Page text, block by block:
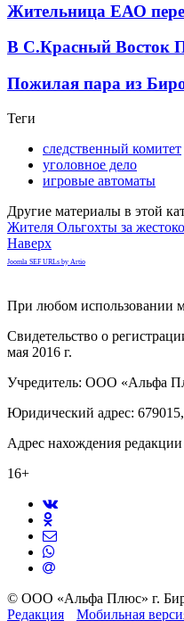
Жительница ЕАО
В С.Красный Восток
Пожилая пара из
Теги
следственный комитет
уголовное дело
игровые автоматы
Другие материалы в этой
Жителя Ольгохты за
Наверх
Joomla SEF URLs by Artio
При любом использовании
Свидетельство о
мая 2016 г.
Учредитель: ООО «Альфа
Юридический адрес:
Адрес нахождения
16+
© ООО «Альфа Плюс» г.
Редакция
Мобильная